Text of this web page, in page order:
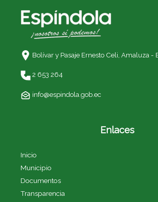
Bolívar y Pasaje Ernesto Celi, Amaluza -
2 653 264
info@espindola.gob.ec
Enlaces
Inicio
Municipio
Documentos
Transparencia